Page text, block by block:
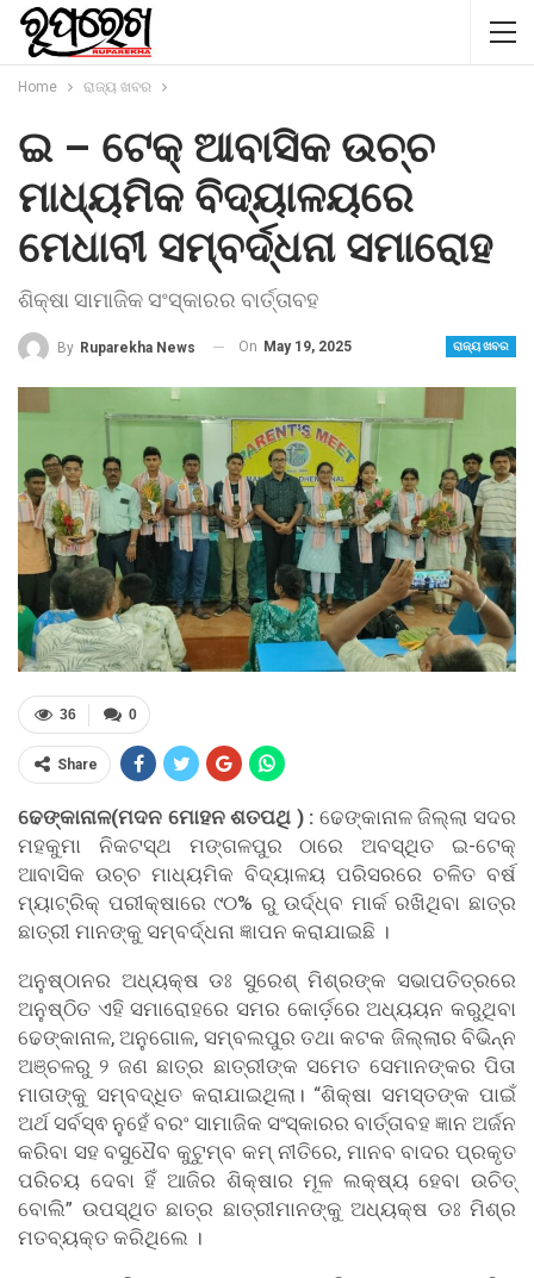
Home ରାଜ୍ୟ ଖବର
ଇ – ଟେକ୍ ଆବାସିକ ଉଚ୍ଚ
ମାଧ୍ୟମିକ ବିଦ୍ୟାଳୟରେ
ମେଧାବୀ ସମ୍ବର୍ଦ୍ଧନା ସମାରୋହ
ଶିକ୍ଷା ସାମାଜିକ ସଂସ୍କାରର ବାର୍ତ୍ତାବହ
ରାଜ୍ୟ ଖବର
By Ruparekha News On May 19, 2025
0
36
Share
ଢେଙ୍କାନାଳ(ମଦନ ମୋହନ ଶତପଥି ) : ଢେଙ୍କାନାଳ ଜିଲ୍ଲା ସଦର
ମହକୁମା ନିକଟସ୍ଥ ମଙ୍ଗଳପୁର ଠାରେ ଅବସ୍ଥିତ ଇ-ଟେକ୍
ଆବାସିକ ଉଚ୍ଚ ମାଧ୍ୟମିକ ବିଦ୍ୟାଳୟ ପରିସରରେ ଚଳିତ ବର୍ଷ
ମ୍ୟାଟ୍ରିକ୍ ପରୀକ୍ଷାରେ ୯୦% ରୁ ଉର୍ଦ୍ଧ୍ବ ମାର୍କ ରଖିଥିବା ଛାତ୍ର
ଛାତ୍ରୀ ମାନଙ୍କୁ ସମ୍ବର୍ଦ୍ଧନା ଜ୍ଞାପନ କରାଯାଇଛି ।
ଅନୁଷ୍ଠାନର ଅଧ୍ୟକ୍ଷ ଡଃ ସୁରେଶ୍ ମିଶ୍ରଙ୍କ ସଭାପତିତ୍ରରେ
ଅନୁଷ୍ଠିତ ଏହି ସମାରୋହରେ ସମର କୋର୍ଡ଼ରେ ଅଧ୍ୟୟନ କରୁଥିବା
ଢେଙ୍କାନାଳ, ଅନୁଗୋଳ, ସମ୍ବଲପୁର ତଥା କଟକ ଜିଲ୍ଲାର ବିଭିନ୍ନ
ଅଞ୍ଚଳରୁ ୨ ଜଣ ଛାତ୍ର ଛାତ୍ରୀଙ୍କ ସମେତ ସେମାନଙ୍କର ପିତା
ମାତାଙ୍କୁ ସମ୍ବଦ୍ଧିତ କରାଯାଇଥିଲା। “ଶିକ୍ଷା ସମସ୍ତଙ୍କ ପାଇଁ
ଅର୍ଥ ସର୍ବସ୍ଵ ନୁହେଁ ବରଂ ସାମାଜିକ ସଂସ୍କାରର ବାର୍ତ୍ତାବହ ଜ୍ଞାନ ଅର୍ଜନ
କରିବା ସହ ବସୁଧୈବ କୁଟୁମ୍ବ କମ୍ ନୀତିରେ, ମାନବ ବାଦର ପ୍ରକୃତ
ପରିଚୟ ଦେବା ହିଁ ଆଜିର ଶିକ୍ଷାର ମୂଳ ଲକ୍ଷ୍ୟ ହେବା ଉଚିତ୍‌
ବୋଲି” ଉପସ୍ଥିତ ଛାତ୍ର ଛାତ୍ରୀମାନଙ୍କୁ ଅଧ୍ୟକ୍ଷ ଡଃ ମିଶ୍ର
ମତବ୍ୟକ୍ତ କରିଥିଲେ ।